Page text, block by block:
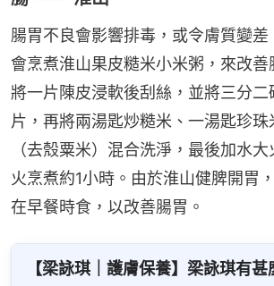
腸胃不良會影響排毒，或令膚質變
會烹煮淮山果皮糙米小米粥，來改善
將一片陳皮浸軟後刮絲，並將三分二
片，再將兩湯匙炒糙米、一湯匙珍
（去殼粟米）混合洗淨，最後加水
火烹煮約1小時。由於淮山健脾開胃
在早餐時食，以改善腸胃。
【梁詠琪｜護膚保養】梁詠琪有甚